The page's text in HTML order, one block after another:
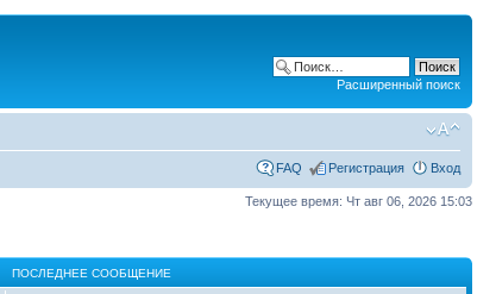
Расширенный поиск
FAQ Регистрация Вход
Текущее время: Чт авг 06, 2026 15:03
ПОСЛЕДНЕЕ СООБЩЕНИЕ